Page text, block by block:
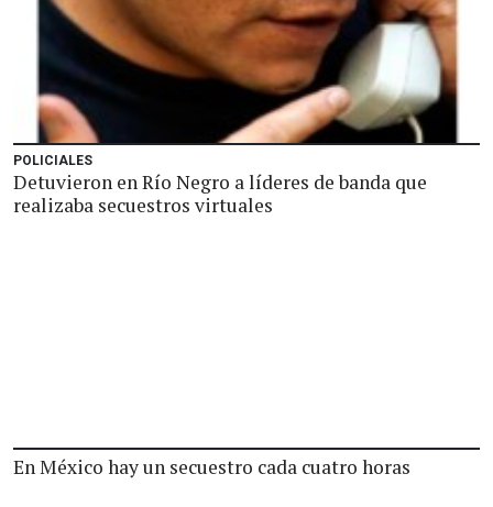
POLICIALES
Detuvieron en Río Negro a líderes de banda que
realizaba secuestros virtuales
En México hay un secuestro cada cuatro horas